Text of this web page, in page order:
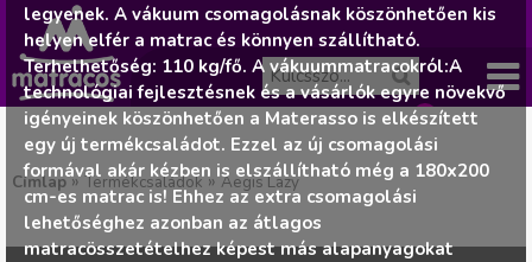
nü
A
JCímlap » Termékcsaládok » Aegis Lazy
legyenek. A vákuum csomagolásnak köszönhetően kis
helyen elfér a matrac és könnyen szállítható.
Terhelhetőség: 110 kg/fő. A vákuummatracokról:A
technológiai fejlesztésnek és a vásárlók egyre növekvő
igényeinek köszönhetően a Materasso is elkészített
egy új termékcsaládot. Ezzel az új csomagolási
formával akár kézben is elszállítható még a 180x200
cm-es matrac is! Ehhez az extra csomagolási
lehetőséghez azonban az átlagos
matracösszetételhez képest más alapanyagokat